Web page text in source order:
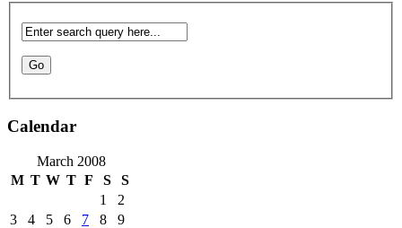
Calendar
March 2008
M T W T F S S
1
2
3
4 5 6 7 8
9